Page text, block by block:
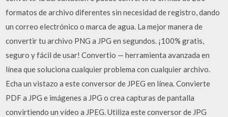
formatos de archivo diferentes sin necesidad de registro, dando
un correo electrónico o marca de agua. La mejor manera de
convertir tu archivo PNG a JPG en segundos. ¡100% gratis,
seguro y fácil de usar! Convertio — herramienta avanzada en
línea que soluciona cualquier problema con cualquier archivo.
Echa un vistazo a este conversor de JPEG en línea. Convierte
PDF a JPG e imágenes a JPG o crea capturas de pantalla
convirtiendo un vídeo a JPEG. Utiliza este conversor de JPG